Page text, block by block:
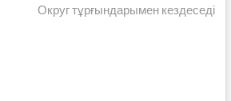
post:
Округ тұрғындарымен кездеседі